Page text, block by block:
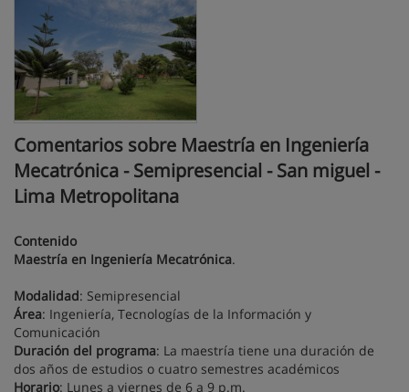
Comentarios sobre Maestría en Ingeniería
Mecatrónica - Semipresencial - San miguel -
Lima Metropolitana
Contenido
Maestría en Ingeniería Mecatrónica.
Modalidad: Semipresencial
Área: Ingeniería, Tecnologías de la Información y
Comunicación
Duración del programa: La maestría tiene una duración de
dos años de estudios o cuatro semestres académicos
Horario: Lunes a viernes de 6 a 9 p.m.